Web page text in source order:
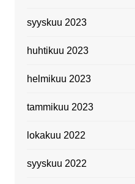
syyskuu 2023
huhtikuu 2023
helmikuu 2023
tammikuu 2023
lokakuu 2022
syyskuu 2022